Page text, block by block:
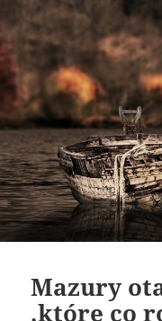
Mazury
,które co